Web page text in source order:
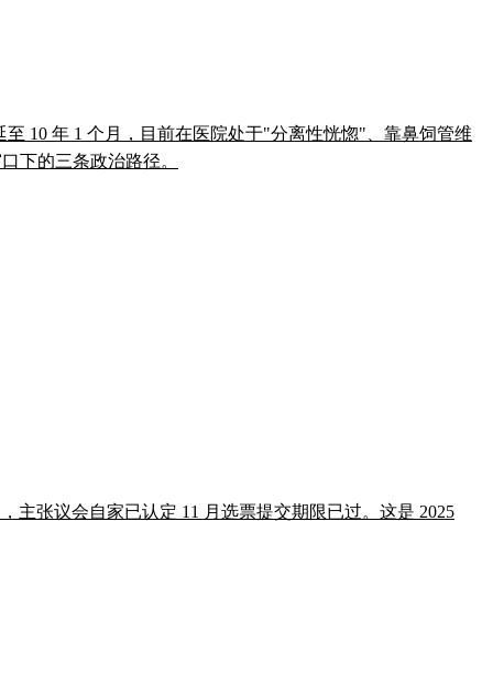
至 10 年 1 个月，目前在医院处于"分离性恍惚"、靠鼻饲管维
下的三条政治路径。
主张议会自家已认定 11 月选票提交期限已过。这是 2025